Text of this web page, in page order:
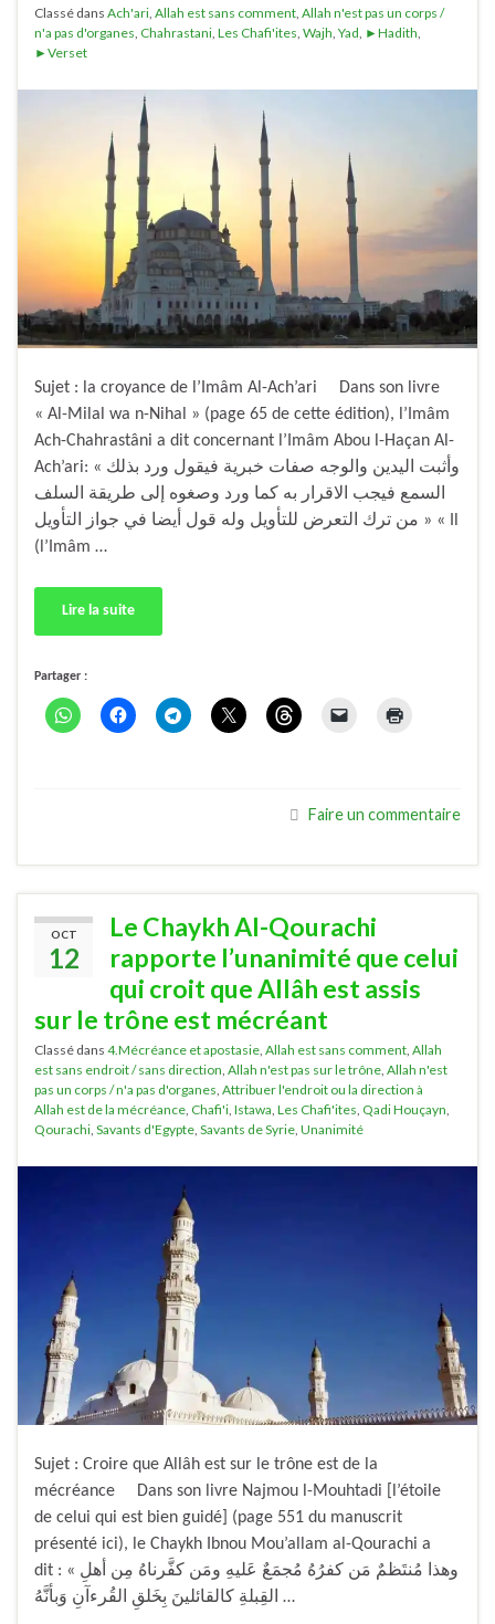
Classé dans Ach'ari, Allah est sans comment, Allah n'est pas un corps /
n'a pas d'organes, Chahrastani, Les Chafi'ites, Wajh, Yad, ►Hadith,
►Verset
Sujet : la croyance de l’Imâm Al-Ach’ari Dans son livre
« Al-Milal wa n-Nihal » (page 65 de cette édition), l’Imâm
Ach-Chahrastâni a dit concernant l’Imâm Abou l-Haçan Al-
Ach’ari: « وأثبت اليدين والوجه صفات خبرية فيقول ورد بذلك
السمع فيجب الاقرار به كما ورد وصغوه إلى طريقة السلف
من ترك التعرض للتأويل وله قول أيضا في جواز التأويل » « Il
(l’Imâm …
Lire la suite
Partager :
Faire un commentaire
OCT
12
Le Chaykh Al-Qourachi
rapporte l’unanimité que celui
qui croit que Allâh est assis
sur le trône est mécréant
Classé dans 4.Mécréance et apostasie Allah est sans comment Allah
est sans endroit / sans direction Allah n'est pas sur le trône Allah n'est
pas un corps / n'a pas d'organes Attribuer l'endroit ou la direction à
Allah est de la mécréance Chafi'i Istawa Les Chafi'ites Qadi Houçayn
Qourachi Savants d'Egypte Savants de Syrie Unanimité
Sujet : Croire que Allâh est sur le trône est de la
mécréance Dans son livre Najmou l-Mouhtadi [l’étoile
de celui qui est bien guidé] (page 551 du manuscrit
présenté ici), le Chaykh Ibnou Mou’allam al-Qourachi a
dit : « وهذا مُنتَظمٌ مَن كفرُهُ مُجمَعٌ عَليهِ ومَن كفَّرناهُ مِن أهلِ
القِبلةِ كالقائلينَ بِخَلقِ القُرءآنِ وَبأنَّهُ …